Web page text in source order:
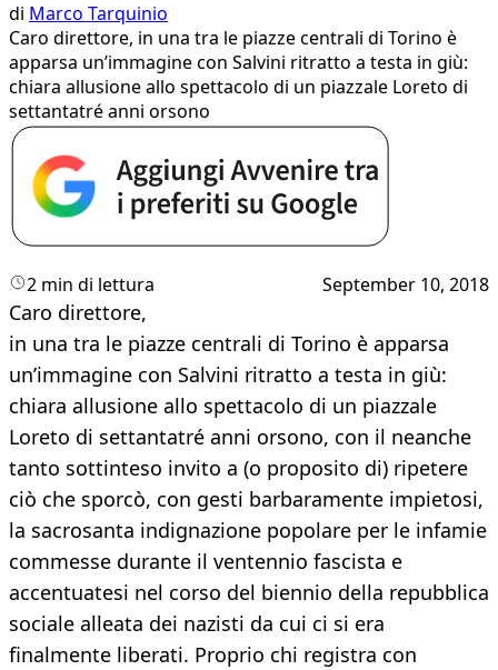
di Marco Tarquinio
Caro direttore, in una tra le piazze centrali di Torino è
apparsa un’immagine con Salvini ritratto a testa in giù:
chiara allusione allo spettacolo di un piazzale Loreto di
settantatré anni orsono
2 min di lettura September 10, 2018
Caro direttore,
in una tra le piazze centrali di Torino è apparsa
un’immagine con Salvini ritratto a testa in giù:
chiara allusione allo spettacolo di un piazzale
Loreto di settantatré anni orsono, con il neanche
tanto sottinteso invito a (o proposito di) ripetere
ciò che sporcò, con gesti barbaramente impietosi,
la sacrosanta indignazione popolare per le infamie
commesse durante il ventennio fascista e
accentuatesi nel corso del biennio della repubblica
sociale alleata dei nazisti da cui ci si era
finalmente liberati. Proprio chi registra con